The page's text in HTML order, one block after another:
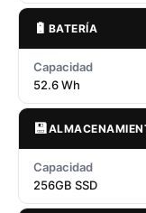
🔋 BATERÍA
Capacidad
52.6 Wh
💾
Capacidad
256GB SSD